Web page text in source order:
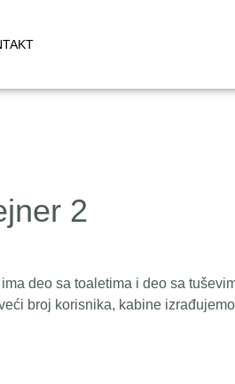
2
deo sa toaletima i deo sa
broj korisnika, kabine